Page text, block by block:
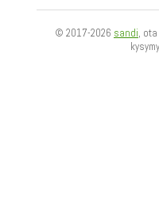
© 2017-2026 sandi,